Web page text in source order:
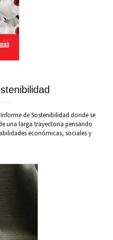
de Sostenibilidad donde se
una larga trayectoria pensando
económicas, sociales y